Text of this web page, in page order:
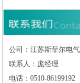
公司：江苏斯菲尔电
联系人：庞经理
电话：0510-86199192